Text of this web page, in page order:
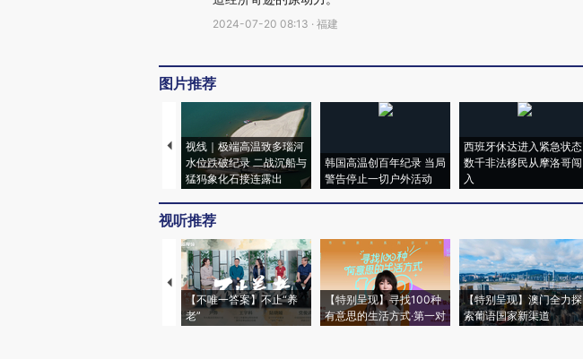
2024-07-20 08:13 · 福建
图片推荐
视线｜极端高温致多瑙河
水位跌破纪录 二战沉船与
猛犸象化石接连露出
韩国高温创百年纪录 当局
警告停止一切户外活动
西班牙休达进入紧急状态
数千非法移民从摩洛哥闯
入
视听推荐
【不唯一答案】不止“养
老”
【特别呈现】寻找100种
有意思的生活方式·第一对
【特别呈现】澳门全力探
索葡语国家新渠道